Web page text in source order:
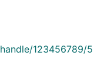
123456789/5